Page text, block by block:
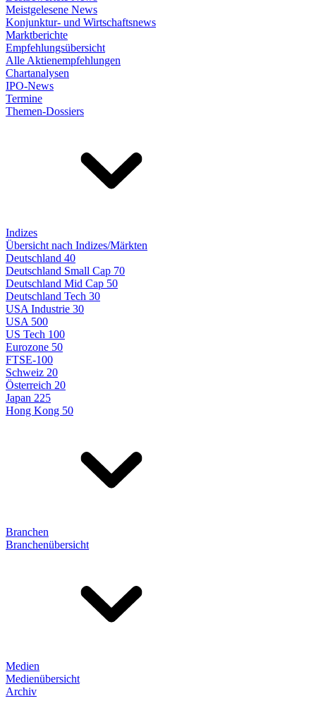
Meistgelesene News
Konjunktur- und Wirtschaftsnews
Marktberichte
Empfehlungsübersicht
Alle Aktienempfehlungen
Chartanalysen
IPO-News
Termine
Themen-Dossiers
Indizes
Übersicht nach Indizes/Märkten
Deutschland 40
Deutschland Small Cap 70
Deutschland Mid Cap 50
Deutschland Tech 30
USA Industrie 30
USA 500
US Tech 100
Eurozone 50
FTSE-100
Schweiz 20
Österreich 20
Japan 225
Hong Kong 50
Branchen
Branchenübersicht
Medien
Medienübersicht
Archiv